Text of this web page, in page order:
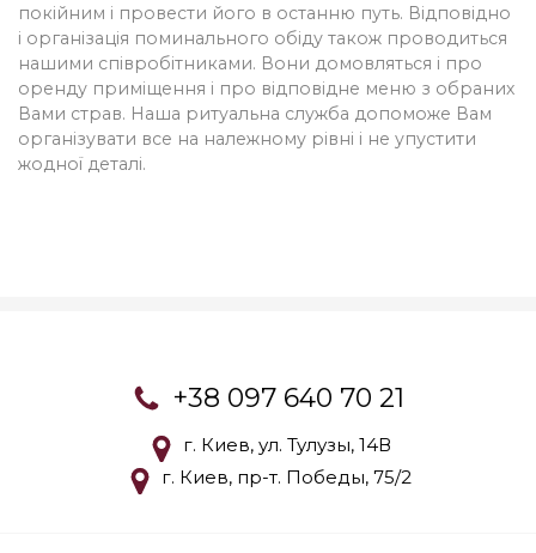
покійним і провести його в останню путь. Відповідно
і організація поминального обіду також проводиться
нашими співробітниками. Вони домовляться і про
оренду приміщення і про відповідне меню з обраних
Вами страв. Наша ритуальна служба допоможе Вам
організувати все на належному рівні і не упустити
жодної деталі.
+38 097 640 70 21
г. Киев, ул. Тулузы, 14В
г. Киев, пр-т. Победы, 75/2